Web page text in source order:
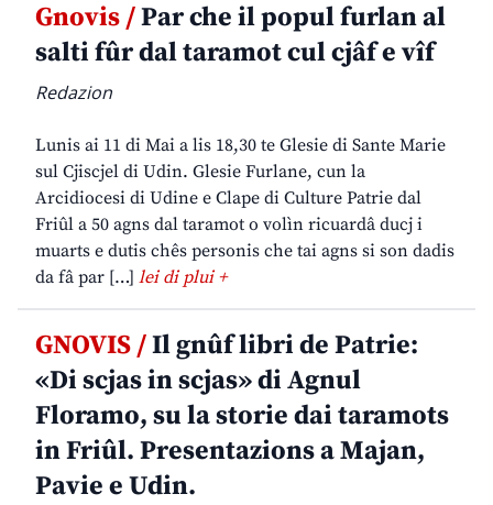
Gnovis /Par che il popul furlan al
salti fûr dal taramot cul cjâf e vîf
Redazion
Lunis ai 11 di Mai a lis 18,30 te Glesie di Sante Marie
sul Cjiscjel di Udin. Glesie Furlane, cun la
Arcidiocesi di Udine e Clape di Culture Patrie dal
Friûl a 50 agns dal taramot o volìn ricuardâ ducj i
muarts e dutis chês personis che tai agns si son dadis
da fâ par […] lei di plui +
GNOVIS /Il gnûf libri de Patrie:
«Di scjas in scjas» di Agnul
Floramo, su la storie dai taramots
in Friûl. Presentazions a Majan,
Pavie e Udin.